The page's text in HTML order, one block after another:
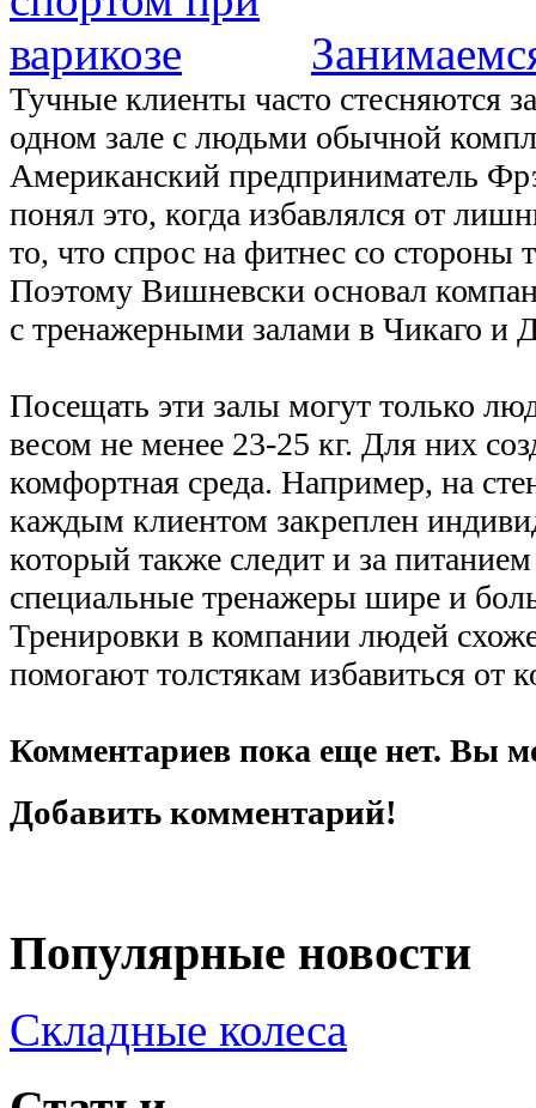
Тучные клиенты часто стесняются
одном зале с людьми обычной
Американский предприниматель
понял это, когда избавлялся от
то, что спрос на фитнес со стороны
Поэтому Вишневски основал
с тренажерными залами в Чикаго и
Посещать эти залы могут только
весом не менее 23-25 кг. Для них
комфортная среда. Например, на
каждым клиентом закреплен
который также следит и за
специальные тренажеры шире и
Тренировки в компании людей
помогают толстякам избавиться от
Комментариев пока еще нет. Вы
Добавить комментарий!
Популярные новости
Складные колеса